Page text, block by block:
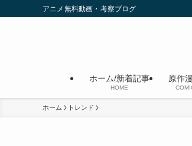
アニメ無料動画・考察ブログ
ホーム/新着記事
HOME
原作
ホーム トレンド